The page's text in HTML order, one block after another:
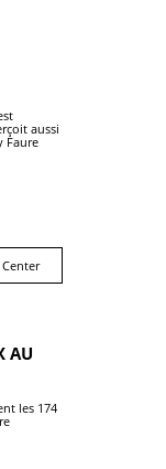
aussi
Faure
Center
AU
les 174